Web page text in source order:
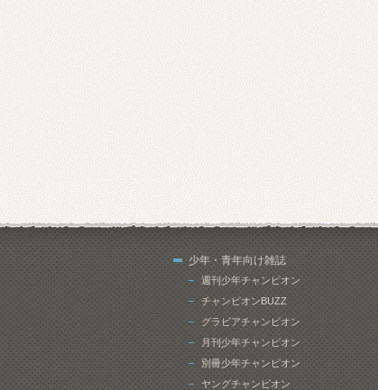
少年・青年向け雑誌
週刊少年チャンピオン
チャンピオンBUZZ
グラビアチャンピオン
月刊少年チャンピオン
別冊少年チャンピオン
ヤングチャンピオン